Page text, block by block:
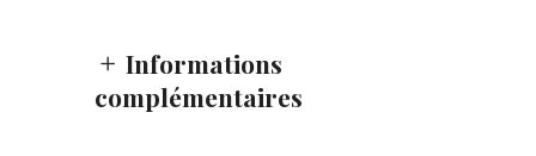
Informations
complémentaires